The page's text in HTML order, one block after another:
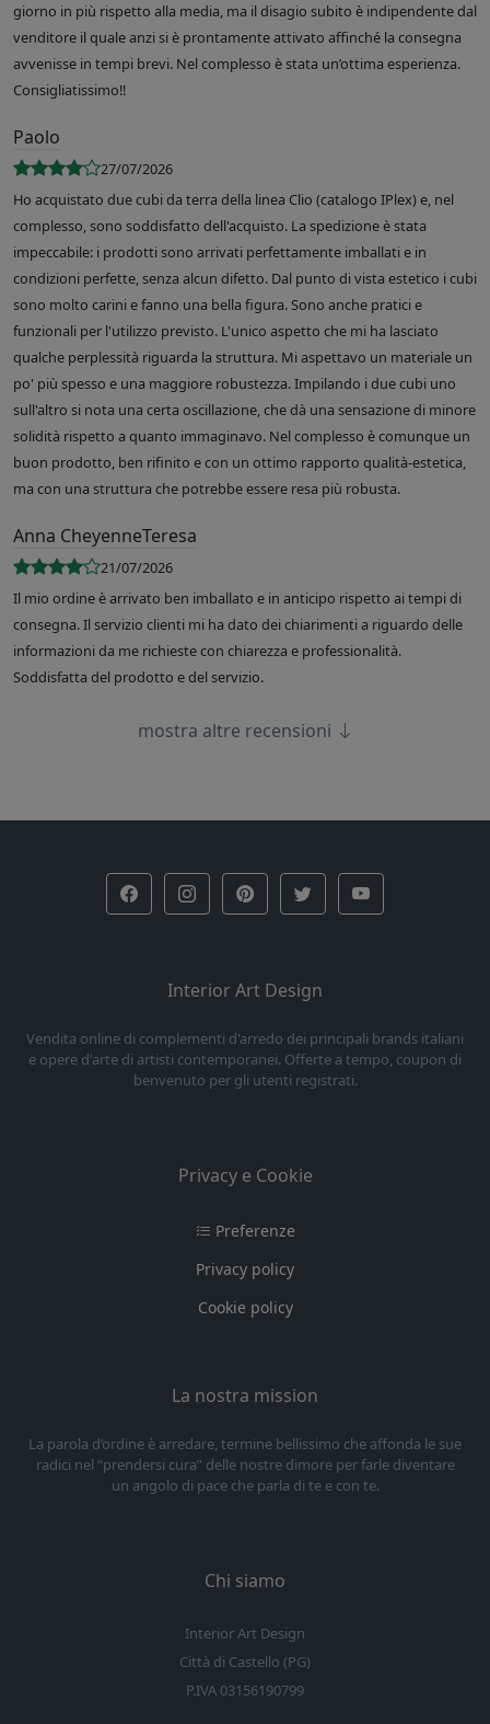
giorno in più rispetto alla media, ma il disagio subito è indipendente dal
venditore il quale anzi si è prontamente attivato affinché la consegna
avvenisse in tempi brevi. Nel complesso è stata un’ottima esperienza.
Consigliatissimo!!
Paolo
27/07/2026
Ho acquistato due cubi da terra della linea Clio (catalogo IPlex) e, nel
complesso, sono soddisfatto dell'acquisto. La spedizione è stata
impeccabile: i prodotti sono arrivati perfettamente imballati e in
condizioni perfette, senza alcun difetto. Dal punto di vista estetico i cubi
sono molto carini e fanno una bella figura. Sono anche pratici e
funzionali per l'utilizzo previsto. L'unico aspetto che mi ha lasciato
qualche perplessità riguarda la struttura. Mi aspettavo un materiale un
po' più spesso e una maggiore robustezza. Impilando i due cubi uno
sull'altro si nota una certa oscillazione, che dà una sensazione di minore
solidità rispetto a quanto immaginavo. Nel complesso è comunque un
buon prodotto, ben rifinito e con un ottimo rapporto qualità-estetica,
ma con una struttura che potrebbe essere resa più robusta.
Anna CheyenneTeresa
21/07/2026
Il mio ordine è arrivato ben imballato e in anticipo rispetto ai tempi di
consegna. Il servizio clienti mi ha dato dei chiarimenti a riguardo delle
informazioni da me richieste con chiarezza e professionalità.
Soddisfatta del prodotto e del servizio.
mostra altre recensioni
Interior Art Design
Vendita online di complementi d'arredo dei principali brands italiani
e opere d'arte di artisti contemporanei. Offerte a tempo, coupon di
benvenuto per gli utenti registrati.
Privacy e Cookie
Preferenze
Privacy policy
Cookie policy
La nostra mission
La parola d’ordine è arredare, termine bellissimo che affonda le sue
radici nel “prendersi cura” delle nostre dimore per farle diventare
un angolo di pace che parla di te e con te.
Chi siamo
Interior Art Design
Città di Castello (PG)
P.IVA 03156190799